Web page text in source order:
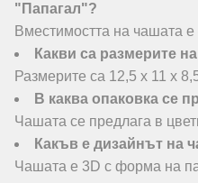
"Папагал"?
Вместимостта на чашата
Какви са размерите
Размерите са 12,5 х 11 х
В каква опаковка се
Чашата се предлага в
Какъв е дизайнът на
Чашата е 3D с форма на